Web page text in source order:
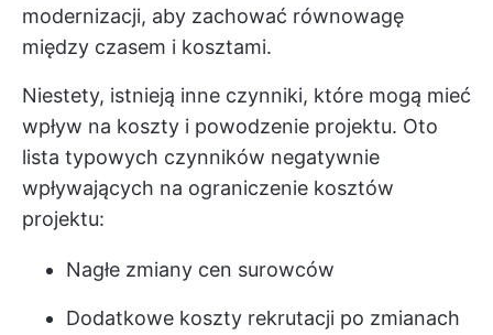
modernizacji, aby zachować równowagę
między czasem i kosztami.
Niestety, istnieją inne czynniki, które mogą mieć
wpływ na koszty i powodzenie projektu. Oto
lista typowych czynników negatywnie
wpływających na ograniczenie kosztów
projektu:
Nagłe zmiany cen surowców
Dodatkowe koszty rekrutacji po zmianach